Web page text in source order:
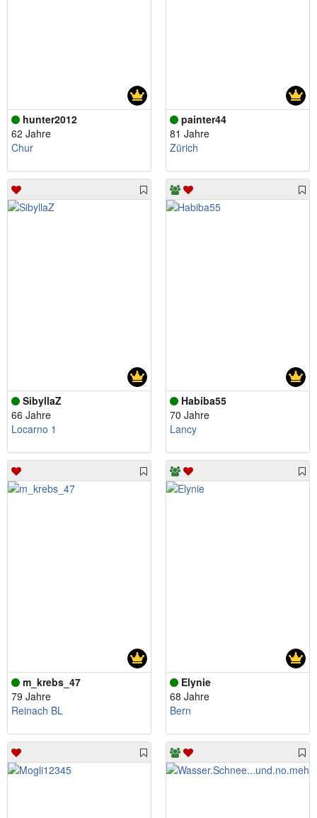
hunter2012
62 Jahre
Chur
painter44
81 Jahre
Zürich
SibyllaZ
66 Jahre
Locarno 1
Habiba55
70 Jahre
Lancy
m_krebs_47
79 Jahre
Reinach BL
Elynie
68 Jahre
Bern